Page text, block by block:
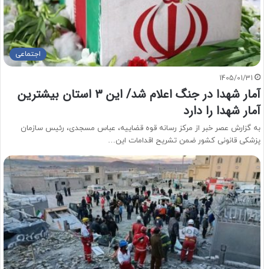
اجتماعی
1405/01/31
آمار شهدا در جنگ اعلام شد/ این ۳ استان بیشترین
آمار شهدا را دارد
به گزارش عصر خبر از مرکز رسانه قوه قضاییه، عباس مسجدی، رئیس سازمان
پزشکی قانونی کشور ضمن تشریح اقدامات این…